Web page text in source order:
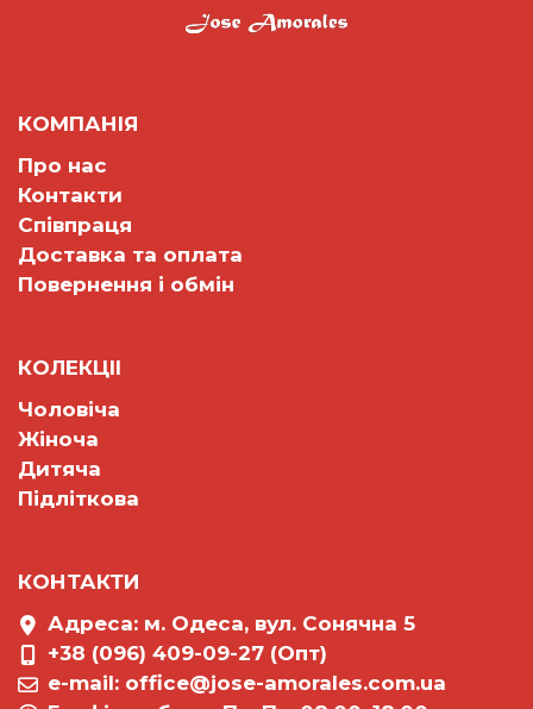
КОМПАНІЯ
Про нас
Контакти
Співпраця
Доставка та оплата
Повернення і обмін
КОЛЕКЦII
Чоловіча
Жіноча
Дитяча
Підліткова
КОНТАКТИ
Адреса: м. Одеса, вул. Сонячна 5
+38 (096) 409-09-27 (Опт)
e-mail: office@jose-amorales.com.ua